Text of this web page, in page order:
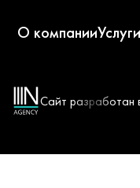
О компанииУслуги
Сайт разработан